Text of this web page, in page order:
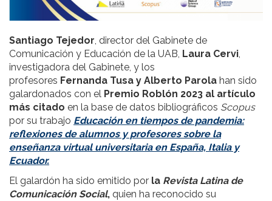
Santiago Tejedor, director del Gabinete de
Comunicación y Educación de la UAB, Laura Cervi,
investigadora del Gabinete, y los
profesores Fernanda Tusa y Alberto Parola han sido
galardonados con el Premio Roblón 2023 al artículo
más citado en la base de datos bibliográficos Scopus
por su trabajo Educación en tiempos de pandemia:
reflexiones de alumnos y profesores sobre la
enseñanza virtual universitaria en España, Italia y
Ecuador.
El galardón ha sido emitido por la Revista Latina de
Comunicación Social, quien ha reconocido su